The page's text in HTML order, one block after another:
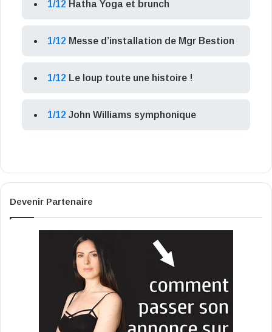
1/12 Hatha Yoga et brunch
1/12 Messe d’installation de Mgr Bestion
1/12 Le loup toute une histoire !
1/12 John Williams symphonique
Devenir Partenaire